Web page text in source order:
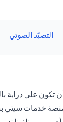
التصيّد الصوتي
على دراية
خدمات سيتي